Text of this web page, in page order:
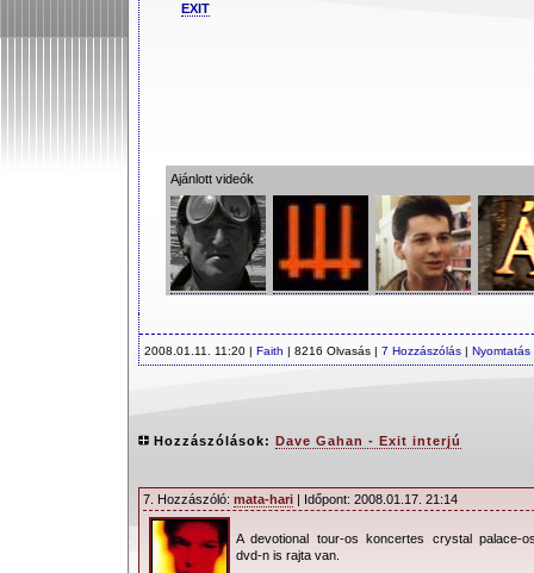
EXIT
Ajánlott videók
2008.01.11. 11:20 | Faith | 8216 Olvasás | 7 Hozzászólás | Nyomtatás
Hozzászólások: Dave Gahan - Exit interjú
7. Hozzászóló: mata-hari | Időpont: 2008.01.17. 21:14
A devotional tour-os koncertes crystal palace-
dvd-n is rajta van.